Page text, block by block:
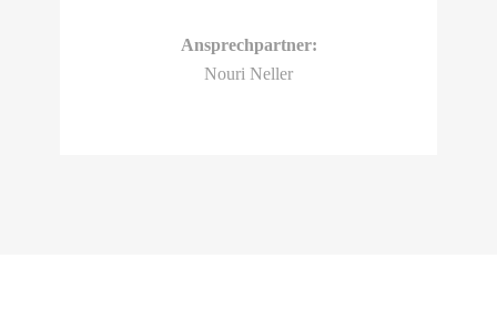
Ansprechpartner:
Nouri Neller